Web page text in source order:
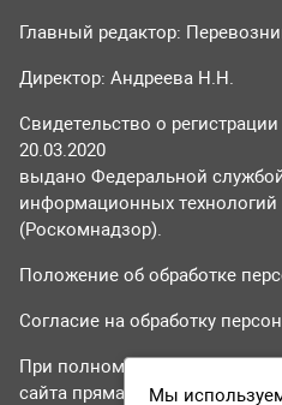
Главный редактор:
Директор: Андреева Н.Н.
Свидетельство о
20.03.2020
выдано Федеральной
информационных
(Роскомнадзор).
Положение об обработке
Согласие на обработку
При полном или частичном
сайта прямая гиперссылка на
Мы